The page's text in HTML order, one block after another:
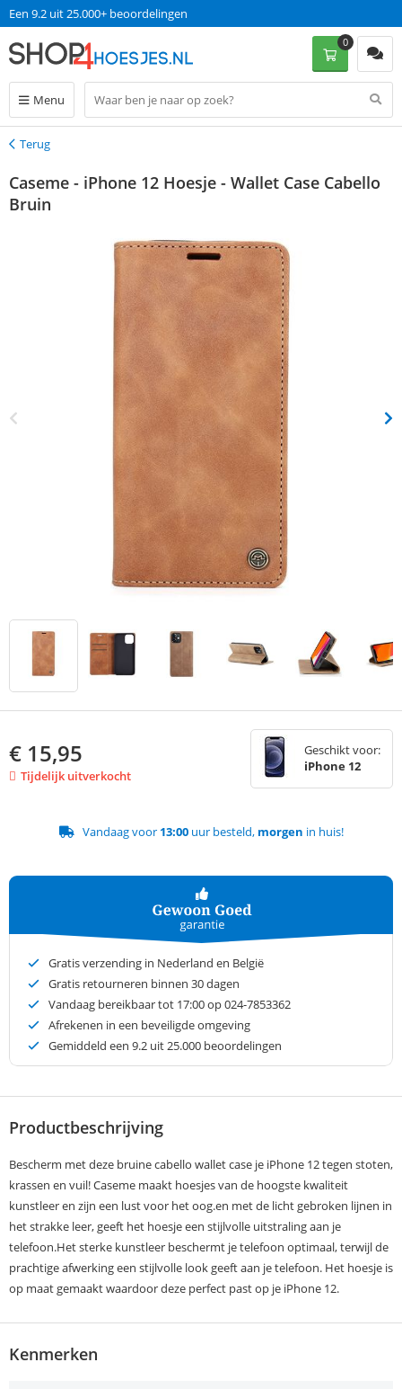
Een 9.2 uit 25.000+ beoordelingen
Menu
0
Terug
Terug
Caseme - iPhone 12 Hoesje - Wallet Case Cabello
Bruin
€ 15,95
Tijdelijk uitverkocht
Geschikt voor:
iPhone 12
Vandaag voor 13:00uur besteld, morgen in huis!
Gratis verzending in Nederland en België
Gratis retourneren binnen 30 dagen
Vandaag bereikbaar tot 17:00 op 024-7853362
Afrekenen in een beveiligde omgeving
Gemiddeld een 9.2 uit 25.000 beoordelingen
Productbeschrijving
Bescherm met deze bruine cabello wallet case je iPhone 12 tegen stoten,
krassen en vuil! Caseme maakt hoesjes van de hoogste kwaliteit
kunstleer en zijn een lust voor het oog.en met de licht gebroken lijnen in
het strakke leer, geeft het hoesje een stijlvolle uitstraling aan je
telefoon.Het sterke kunstleer beschermt je telefoon optimaal, terwijl de
prachtige afwerking een stijlvolle look geeft aan je telefoon. Het hoesje is
op maat gemaakt waardoor deze perfect past op je iPhone 12.
Kenmerken